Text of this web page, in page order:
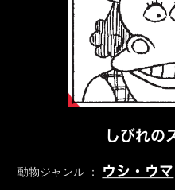
しびれの
動物ジャンル ： ウシ・ウマ